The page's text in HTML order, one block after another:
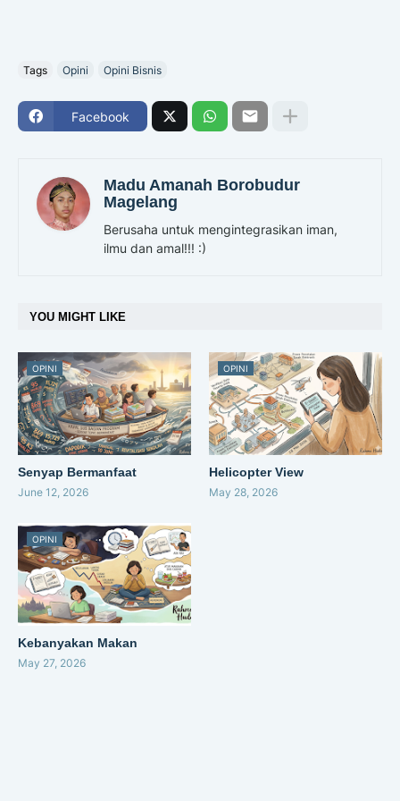
Tags Opini Opini Bisnis
Facebook
Madu Amanah Borobudur
Magelang
Berusaha untuk mengintegrasikan iman,
ilmu dan amal!!! :)
YOU MIGHT LIKE
OPINI
Senyap Bermanfaat
June 12, 2026
OPINI
Helicopter View
May 28, 2026
OPINI
Kebanyakan Makan
May 27, 2026